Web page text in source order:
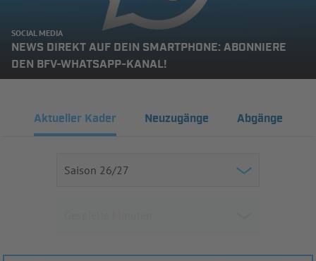
SOCIAL MEDIA
NEWS DIREKT AUF DEIN SMARTPHONE: ABONNIERE
DEN BFV-WHATSAPP-KANAL!
Aktueller Kader Neuzugänge Abgänge